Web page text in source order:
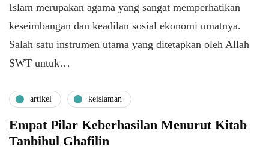
Islam merupakan agama yang sangat memperhatikan
keseimbangan dan keadilan sosial ekonomi umatnya.
Salah satu instrumen utama yang ditetapkan oleh Allah
SWT untuk…
artikel keislaman
Empat Pilar Keberhasilan Menurut Kitab
Tanbihul Ghafilin